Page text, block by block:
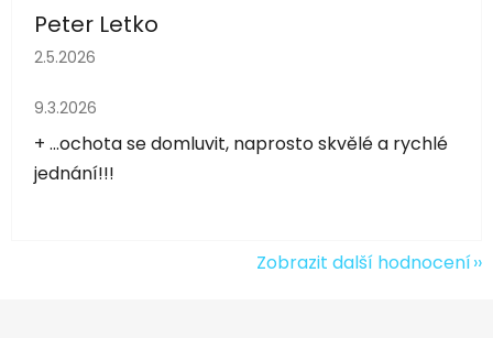
Peter Letko
Hodnocení obchodu je 5 z 5 hvězdiček.
2.5.2026
Hodnocení obchodu je 5 z 5 hvězdiček.
9.3.2026
+ ...ochota se domluvit, naprosto skvělé a rychlé
jednání!!!
Zobrazit další hodnocení